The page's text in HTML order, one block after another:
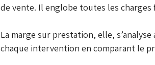
de vente. Il englobe toutes les charges
La marge sur prestation, elle,
chaque intervention en comparant le